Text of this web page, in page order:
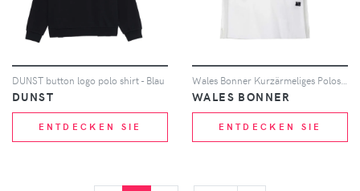
DUNST button logo polo shirt - Blau
DUNST
ENTDECKEN SIE
WALES BONNER
ENTDECKEN SIE